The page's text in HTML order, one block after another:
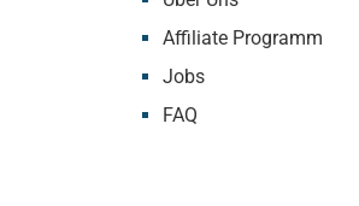
Affiliate Programm
Jobs
FAQ